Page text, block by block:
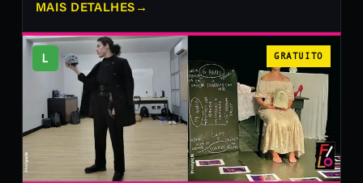
MAIS DETALHES →
L GRATUITO